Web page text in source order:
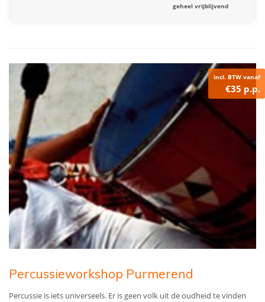
geheel vrijblijvend
incl. BTW vanaf
€35 p.p.
Percussieworkshop Purmerend
Percussie is iets universeels. Er is geen volk uit de oudheid te vinden